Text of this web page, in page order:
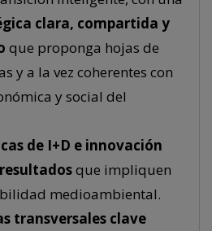
clara, compartida y
que proponga hojas de
y a la vez coherentes con
y social del
de I+D e innovación
que impliquen
medioambiental.
transversales clave